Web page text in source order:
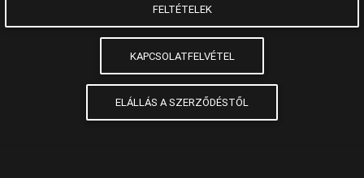
FELTÉTELEK
KAPCSOLATFELVÉTEL
ELÁLLÁS A SZERZŐDÉSTŐL